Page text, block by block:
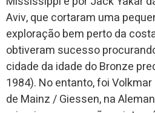
Aviv, que cortaram uma
exploração bem perto da
obtiveram sucesso
cidade da idade do Bronze
1984). No entanto, foi
de Mainz / Giessen, na